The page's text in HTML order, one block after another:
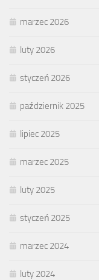
marzec 2026
luty 2026
styczeń 2026
październik 2025
lipiec 2025
marzec 2025
luty 2025
styczeń 2025
marzec 2024
luty 2024